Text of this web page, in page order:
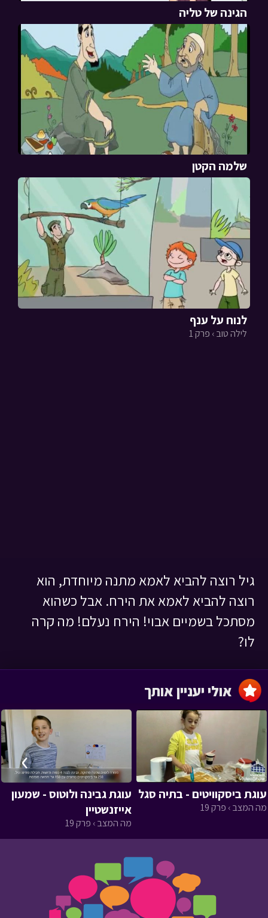
הגינה של טליה
שלמה הקטן
לנוח על ענף
לילה טוב › פרק 1
גיל רוצה להביא לאמא מתנה מיוחדת, הוא
רוצה להביא לאמא את הירח. אבל כשהוא
מסתכל בשמיים אבוי! הירח נעלם! מה קרה
לו?
עוגת ביסקוויטים - בתיה סגל
מה המצב › פרק 19
עוגת גבינה ולוטוס - שמעון
אייזנשטיין
מה המצב › פרק 19
‹
›